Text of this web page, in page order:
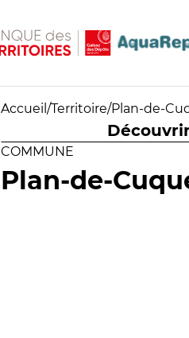
Accueil /Territoire/Plan-de-
COMMUNE
Plan-de-